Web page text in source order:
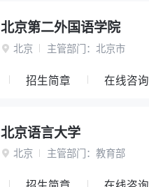
北京第二外国语学院
 北京 主管部门： 北京市
招生简章 在线咨询
北京语言大学
 北京 主管部门： 教育部